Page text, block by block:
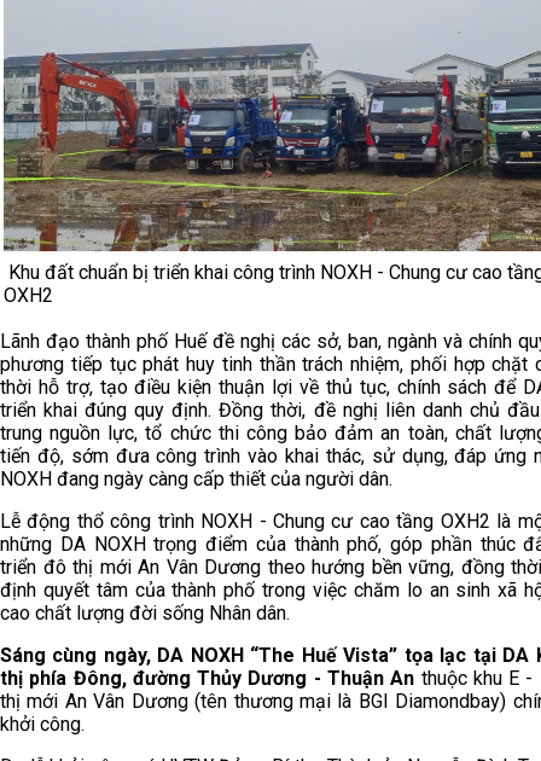
Khu đất chuẩn bị triển khai công trình NOXH - Chung cư cao
OXH2
Lãnh đạo thành phố Huế đề nghị các sở, ban, ngành và chính
phương tiếp tục phát huy tinh thần trách nhiệm, phối hợp chặt
thời hỗ trợ, tạo điều kiện thuận lợi về thủ tục, chính sách để
triển khai đúng quy định. Đồng thời, đề nghị liên danh chủ
trung nguồn lực, tổ chức thi công bảo đảm an toàn, chất
tiến độ, sớm đưa công trình vào khai thác, sử dụng, đáp ứng
NOXH đang ngày càng cấp thiết của người dân.
Lễ động thổ công trình NOXH - Chung cư cao tầng OXH2 là
những DA NOXH trọng điểm của thành phố, góp phần thúc
triển đô thị mới An Vân Dương theo hướng bền vững, đồng
định quyết tâm của thành phố trong việc chăm lo an sinh xã
cao chất lượng đời sống Nhân dân.
Sáng cùng ngày, DA NOXH “The Huế Vista” tọa lạc tại DA
thị phía Đông, đường Thủy Dương - Thuận An thuộc khu E -
thị mới An Vân Dương (tên thương mại là BGI Diamondbay)
khởi công.